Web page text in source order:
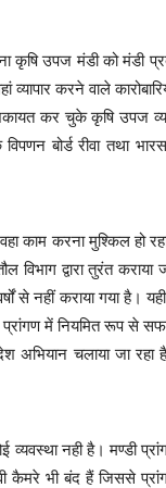
कृषि उपज मंडी को मंडी
करने वाले
कर चुके कृषि उपज
बोर्ड रीवा तथा
काम करना मुश्किल हो
द्वारा तुरंत कराया
से नहीं कराया गया है।
प्रांगण में नियमित रूप से
अभियान चलाया जा रहा
व्यवस्था नही है। मण्डी
कैमरे भी बंद हैं जिससे